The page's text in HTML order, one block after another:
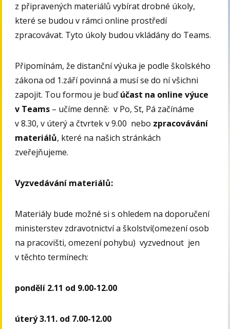
z připravených materiálů vybírat drobné úkoly,
které se budou v rámci online prostředí
zpracovávat. Tyto úkoly budou vkládány do Teams.
Připomínám, že distanční výuka je podle školského
zákona od 1.září povinná a musí se do ní všichni
zapojit. Tou formou je buďúčast na online výuce
v Teams – učíme denně: v Po, St, Pá začínáme
v 8.30, v úterý a čtvrtek v 9.00 nebo zpracovávání
materiálů, které na našich stránkách
zveřejňujeme.
Vyzvedávání materiálů:
Materiály bude možné si s ohledem na doporučení
ministerstev zdravotnictví a školství(omezení osob
na pracovišti, omezení pohybu) vyzvednout jen
v těchto termínech:
pondělí 2.11 od 9.00-12.00
úterý 3.11. od 7.00-12.00